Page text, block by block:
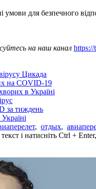
умови для безпечного
на наш канал https://
Цикада
на COVID-19
в Україні
за тиждень
, отдых,
і натисніть Ctrl +